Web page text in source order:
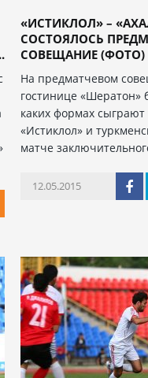
«ИСТИКЛОЛ» –
СОСТОЯЛОСЬ
СОВЕЩАНИЕ (ФОТО)
На предматчевом
гостинице «Шератон»
каких формах сыграют
«Истиклол» и
матче
12.05.2015